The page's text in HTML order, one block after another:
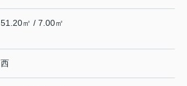
51.20㎡ / 7.00㎡
西